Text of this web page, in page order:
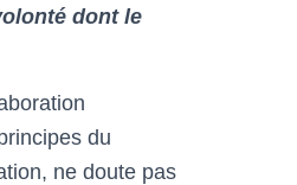
dont le
du
ne doute pas